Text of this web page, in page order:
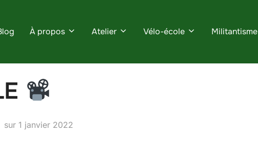
À propos Atelier Vélo-école Militantisme
sur Publié
1 janvier 2022